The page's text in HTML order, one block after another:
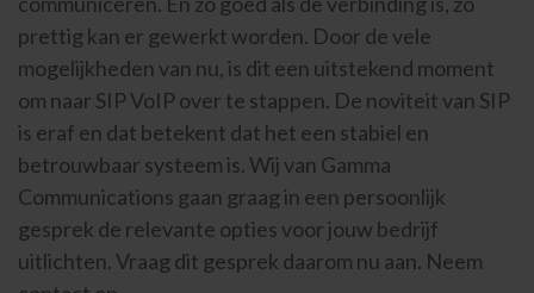
prettig kan er gewerkt worden. Door de vele
mogelijkheden van nu, is dit een uitstekend moment
om naar SIP VoIP over te stappen. De noviteit van SIP
is eraf en dat betekent dat het een stabiel en
betrouwbaar systeem is. Wij van Gamma
Communications gaan graag in een persoonlijk
gesprek de relevante opties voor jouw bedrijf
uitlichten. Vraag dit gesprek daarom nu aan. Neem